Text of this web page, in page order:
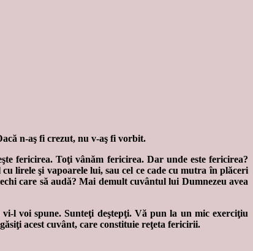
n-aş fi crezut, nu v-aş fi vorbit.
fericirea. Toţi vânăm fericirea. Dar unde este fericirea?
lirele şi vapoarele lui, sau cel ce cade cu mutra în plăceri
care să audă? Mai demult cuvântul lui Dumnezeu avea
l voi spune. Sunteţi deştepţi. Vă pun la un mic exerciţiu
acest cuvânt, care constituie reţeta fericirii.